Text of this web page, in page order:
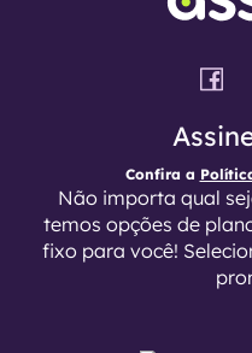
Confira a
Não importa qual
temos opções de
fixo para você!